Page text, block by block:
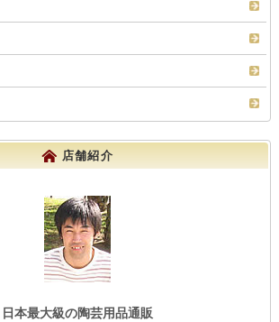
店舗紹介
日本最大級の陶芸用品通販